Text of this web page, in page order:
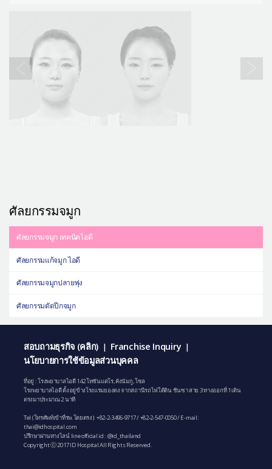
ศัลยกรรมจมูก
ศัลยกรรมจมูก เทคนิคไอดี
ศัลยกรรมแก้จมูก ไอดี
ศัลยกรรมจมูกปลายพุ่ง
ศัลยกรรมตัดปีกจมูก
สอบถามธุรกิจ (คลิก) | Franchise Inquiry |
นโยบายการใช้ข้อมูลส่วนบุคคล
ที่อยู่ : โรงพยาบาลไอดี 142 โทซันแดโร, คังนัมกู, โซล
โรงพยาบาลไอดี ตั้งอยู่ข้างโรงแรมยองดง จากสถานีรถไฟใต้ดิน ชินซา สาย 3 ทางออกที่ 1 เดิน
ตรงมาประมาณ 2 นาที
Tel (โทรศัพท์เข้าที่รพ.โดยตรง): +82-2-3496-9717/+82-2-547-0050/ E-mail:
thai@idhospital.com
ปรึกษาผ่านทางไลน์ line official id : @id_thailand
Copyright ⓒ 2017 ID Hospital All Rights Reserved.